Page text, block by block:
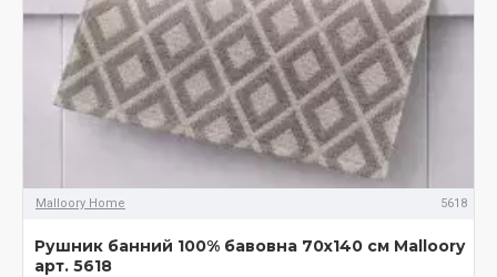
Malloory Home 5618
Рушник банний 100% бавовна 70х140 см Malloory
арт. 5618